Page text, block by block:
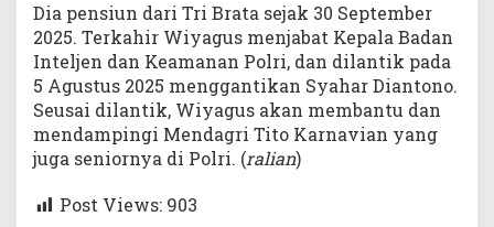
Dia pensiun dari Tri Brata sejak 30 September
2025. Terkahir Wiyagus menjabat Kepala Badan
Inteljen dan Keamanan Polri, dan dilantik pada
5 Agustus 2025 menggantikan Syahar Diantono.
Seusai dilantik, Wiyagus akan membantu dan
mendampingi Mendagri Tito Karnavian yang
juga seniornya di Polri. (ralian)
Post Views: 903